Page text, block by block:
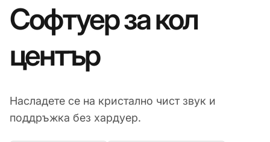
Софтуер за кол
център
Насладете се на кристално чист звук и
поддръжка без хардуер.